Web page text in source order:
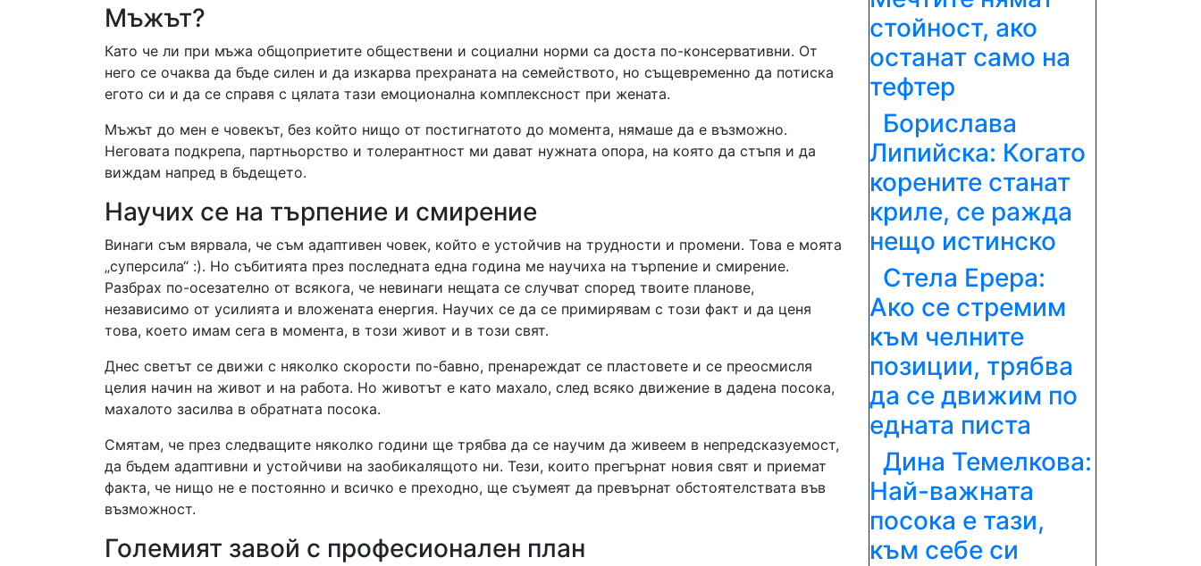
Мъжът?
Като че ли при мъжа общоприетите обществени и социални норми са доста по-консервативни. От
него се очаква да бъде силен и да изкарва прехраната на семейството, но същевременно да потиска
егото си и да се справя с цялата тази емоционална комплексност при жената.
Мъжът до мен е човекът, без който нищо от постигнатото до момента, нямаше да е възможно.
Неговата подкрепа, партньорство и толерантност ми дават нужната опора, на която да стъпя и да
виждам напред в бъдещето.
Научих се на търпение и смирение
Винаги съм вярвала, че съм адаптивен човек, който е устойчив на трудности и промени. Това е моята
„суперсила“ :). Но събитията през последната една година ме научиха на търпение и смирение.
Разбрах по-осезателно от всякога, че невинаги нещата се случват според твоите планове,
независимо от усилията и вложената енергия. Научих се да се примирявам с този факт и да ценя
това, което имам сега в момента, в този живот и в този свят.
Днес светът се движи с няколко скорости по-бавно, пренареждат се пластовете и се преосмисля
целия начин на живот и на работа. Но животът е като махало, след всяко движение в дадена посока,
махалото засилва в обратната посока.
Смятам, че през следващите няколко години ще трябва да се научим да живеем в непредсказуемост,
да бъдем адаптивни и устойчиви на заобикалящото ни. Тези, които прегърнат новия свят и приемат
факта, че нищо не е постоянно и всичко е преходно, ще съумеят да превърнат обстоятелствата във
възможност.
Големият завой с професионален план
стойност, ако
останат само на
тефтер
Борислава
Липийска: Когато
корените станат
криле, се ражда
нещо истинско
Стела Ерера:
Ако се стремим
към челните
позиции, трябва
да се движим по
едната писта
Дина Темелкова:
Най-важната
посока е тази,
към себе си